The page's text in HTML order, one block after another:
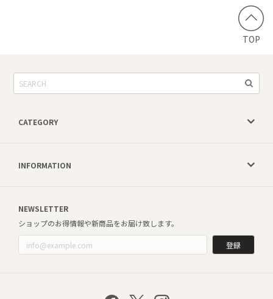
TOP
CATEGORY
INFORMATION
NEWSLETTER
ショップのお得情報や新商品をお届け致します。
登録